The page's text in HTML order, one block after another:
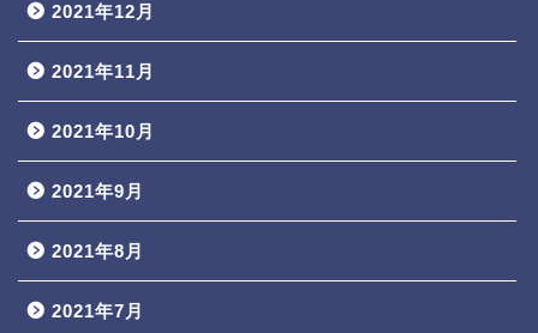
2021年12月
2021年11月
2021年10月
2021年9月
2021年8月
2021年7月